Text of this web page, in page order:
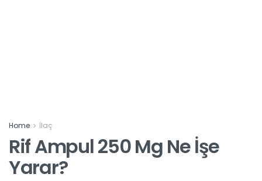
Home İlaç
Rif Ampul 250 Mg Ne İşe
Yarar?